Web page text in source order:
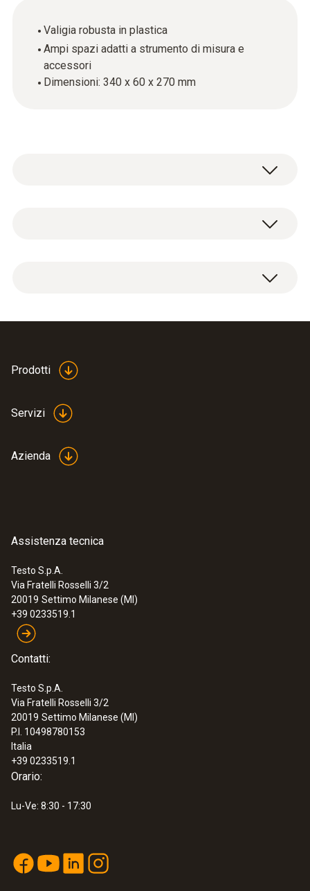
Valigia robusta in plastica
Ampi spazi adatti a strumento di misura e
accessori
Dimensioni: 340 x 60 x 270 mm
bianco
:0563 0102
Kit per la temperatura dell’olio di frittura
€ 722,24
Prodotti
Servizi
Azienda
Assistenza tecnica
Testo S.p.A.
Via Fratelli Rosselli 3/2
20019 Settimo Milanese (MI)
+39 0233519.1
Contatti:
Testo S.p.A.
Via Fratelli Rosselli 3/2
20019 Settimo Milanese (MI)
P.I. 10498780153
Italia
+39 0233519.1
Orario:
Lu-Ve: 8:30 - 17:30